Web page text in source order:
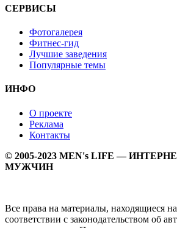
СЕРВИСЫ
Фотогалерея
Фитнес-гид
Лучшие заведения
Популярные темы
ИНФО
О проекте
Реклама
Контакты
© 2005-2023 MEN's LIFE —
МУЖЧИН
Все права на материалы, находящиеся
соответствии с законодательством об